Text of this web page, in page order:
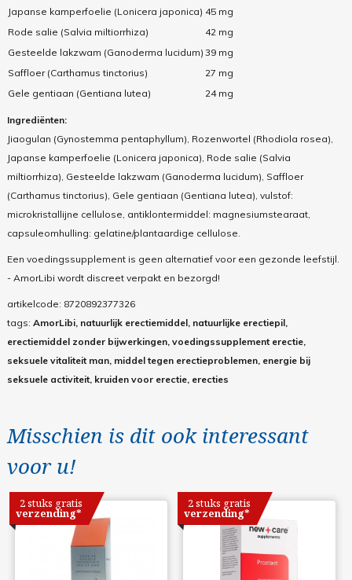
Japanse kamperfoelie (Lonicera japonica) 45 mg
Rode salie (Salvia miltiorrhiza)
42 mg
Gesteelde lakzwam (Ganoderma lucidum) 39 mg
Saffloer (Carthamus tinctorius)
27 mg
Gele gentiaan (Gentiana lutea)
24 mg
Ingrediënten:
Jiaogulan (Gynostemma pentaphyllum), Rozenwortel (Rhodiola rosea),
Japanse kamperfoelie (Lonicera japonica), Rode salie (Salvia
miltiorrhiza), Gesteelde lakzwam (Ganoderma lucidum), Saffloer
(Carthamus tinctorius), Gele gentiaan (Gentiana lutea), vulstof:
microkristallijne cellulose, antiklontermiddel: magnesiumstearaat,
capsuleomhulling: gelatine/plantaardige cellulose.
Een voedingssupplement is geen alternatief voor een gezonde leefstijl.
- AmorLibi wordt discreet verpakt en bezorgd!
artikelcode: 8720892377326
tags: AmorLibi, natuurlijk erectiemiddel, natuurlijke erectiepil,
erectiemiddel zonder bijwerkingen, voedingssupplement erectie,
seksuele vitaliteit man, middel tegen erectieproblemen, energie bij
seksuele activiteit, kruiden voor erectie, erecties
Misschien is dit ook interessant
voor u!
2 stuks gratis
verzending*
2 stuks gratis
verzending*